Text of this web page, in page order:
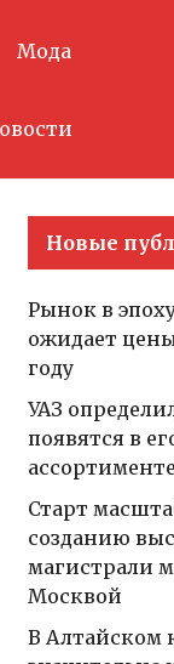
Мода
Новые
Рынок в
ожидает
году
УАЗ
появятся в
ассортименте
Старт
созданию
магистрали
Москвой
В Алтайском